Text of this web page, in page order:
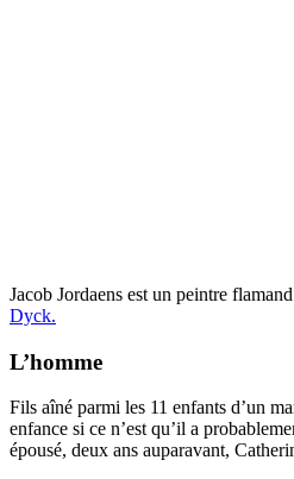
Jacob Jordaens est un peintre
Dyck.
L’homme
Fils aîné parmi les 11 enfants d’un
enfance si ce n’est qu’il a
épousé, deux ans auparavant,